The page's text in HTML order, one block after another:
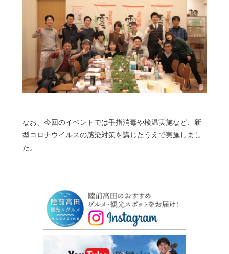
なお、今回のイベントでは手指消毒や検温実施など、新
型コロナウイルスの感染対策を講じたうえで実施しまし
た。